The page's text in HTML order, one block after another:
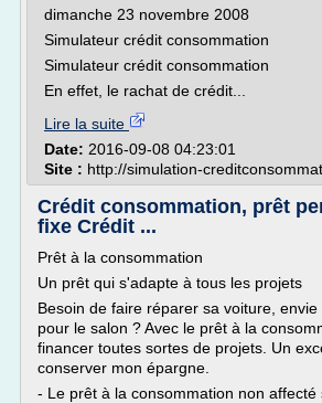
dimanche 23 novembre 2008
Simulateur crédit consommation
Simulateur crédit consommation
En effet, le rachat de crédit...
Lire la suite
Date: 2016-09-08 04:23:01
Site : http://simulation-
Crédit consommation, prêt
fixe Crédit ...
Prêt à la consommation
Un prêt qui s'adapte à tous les projets
Besoin de faire réparer sa voiture,
pour le salon ? Avec le prêt à la
financer toutes sortes de projets. Un
conserver mon épargne.
- Le prêt à la consommation non